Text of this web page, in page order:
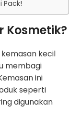
Pack!
Kosmetik?
kecil
membagi
ini
seperti
digunakan